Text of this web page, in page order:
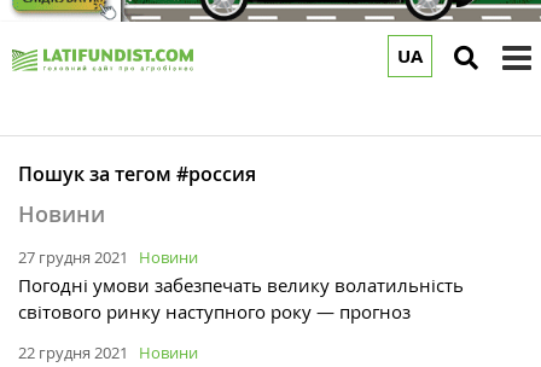
UA
Пошук за тегом #россия
Новини
27 грудня 2021 Новини
Погодні умови забезпечать велику волатильність
світового ринку наступного року — прогноз
22 грудня 2021 Новини